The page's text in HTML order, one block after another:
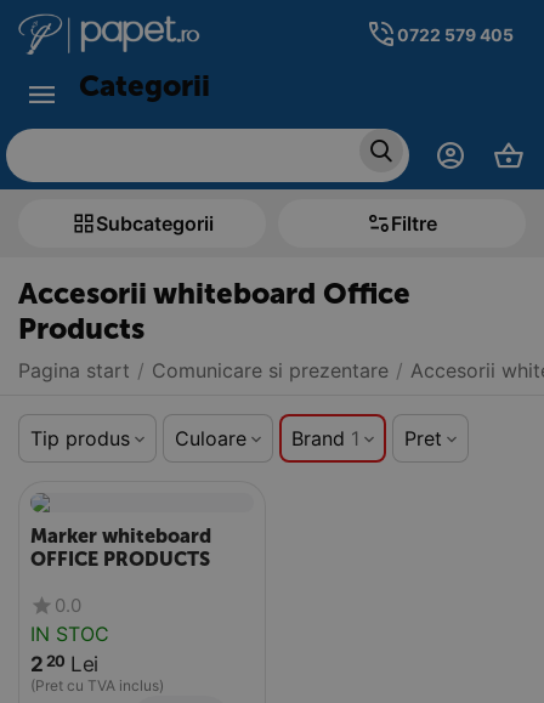
0722 579 405
Categorii
Subcategorii Filtre
Accesorii whiteboard Office
Products
Pagina start / Comunicare si prezentare / Accesorii
Tip produs Culoare Brand 1 Pret
Marker whiteboard
OFFICE PRODUCTS
0.0
IN STOC
2 20 Lei
(Pret cu TVA inclus)